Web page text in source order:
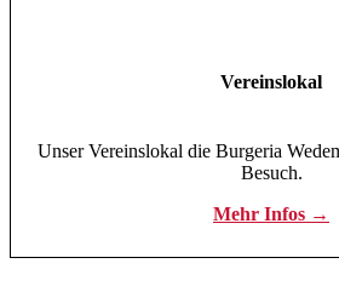
Vereinslokal
Unser Vereinslokal die Burgeria
Besuch.
Mehr Infos →